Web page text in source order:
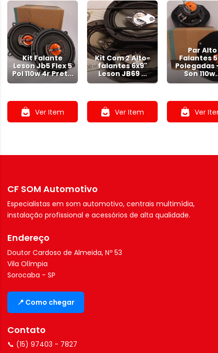
Kit Falante
Leson Jb5 Flex 5
Pol 110w 4r Pret...
Ver Item
Kit Com 2 Alto-
falantes 6x9"
Leson JB69 ...
Ver Item
Par Alto
Falantes
Polegadas
Son
Ver
CF SOM Automotivo
Especialistas em som automotivo, centrais multimídia,
instalação profissional e acessórios de alta qualidade.
Endereço
Doutor Cardoso de Almeida, Nº 53
Vila Olímpia
Sorocaba - SP
📍 Como chegar
Contato
📞 (15) 97403 - 7827